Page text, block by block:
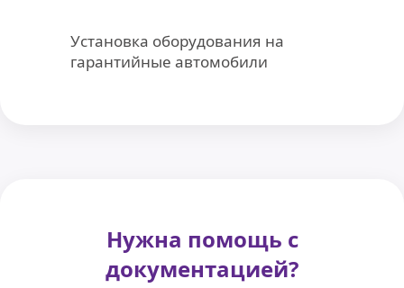
Установка оборудования на
гарантийные автомобили
Нужна помощь с
документацией?